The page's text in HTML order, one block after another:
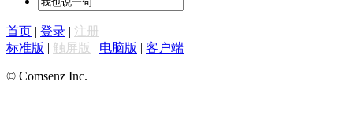
首页 | 登录 | 注册
标准版 | 触屏版 | 电脑版 | 客户端
© Comsenz Inc.